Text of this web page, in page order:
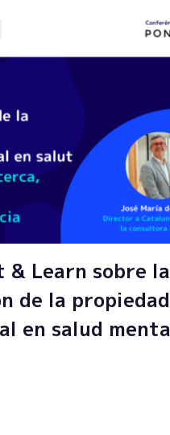
& Learn sobre la
de la propiedad
en salud